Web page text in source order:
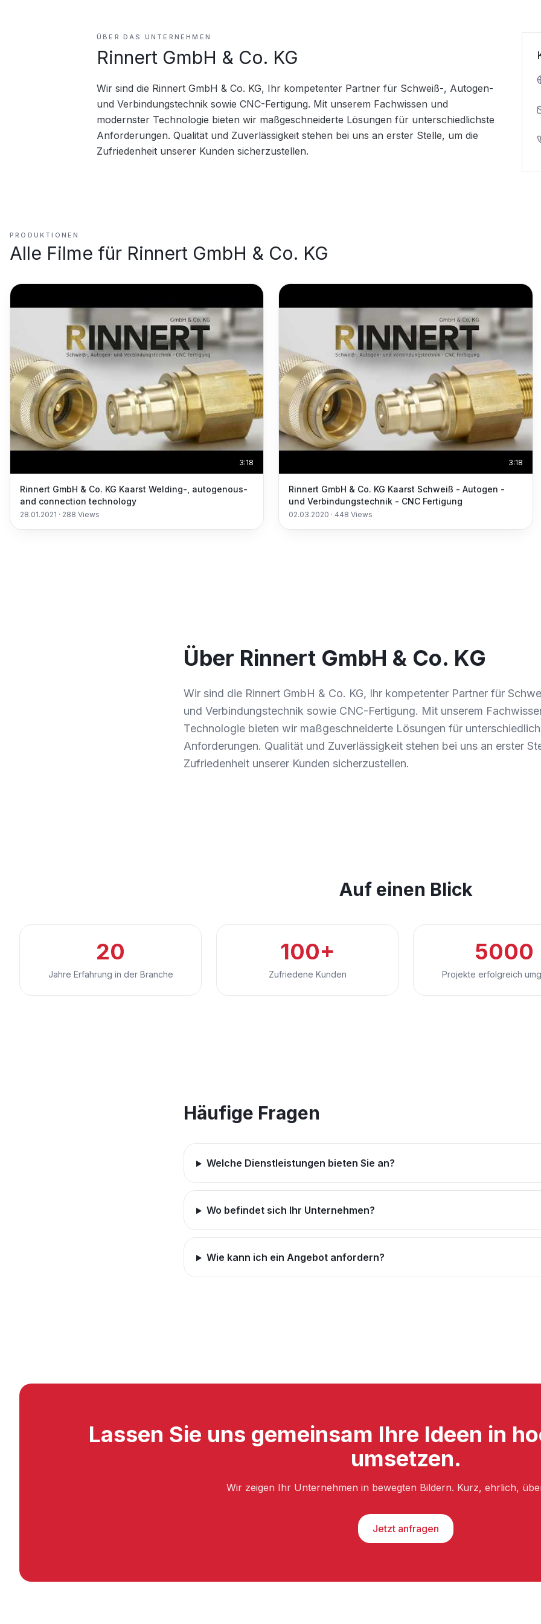
ÜBER DAS UNTERNEHMEN
Rinnert GmbH & Co. KG
Wir sind die Rinnert GmbH & Co. KG, Ihr kompetenter Partner für Schweiß-, Autogen-
und Verbindungstechnik sowie CNC-Fertigung. Mit unserem Fachwissen und
modernster Technologie bieten wir maßgeschneiderte Lösungen für unterschiedlichste
Anforderungen. Qualität und Zuverlässigkeit stehen bei uns an erster Stelle, um die
Zufriedenheit unserer Kunden sicherzustellen.
PRODUKTIONEN
Alle Filme für Rinnert GmbH & Co. KG
3:18
Rinnert GmbH & Co. KG Kaarst Welding-, autogenous-
and connection technology
28.01.2021 · 288 Views
3:18
Rinnert GmbH & Co. KG Kaarst Schweiß - Autogen -
und Verbindungstechnik - CNC Fertigung
02.03.2020 · 448 Views
Über Rinnert GmbH & Co. KG
Wir sind die Rinnert GmbH & Co. KG, Ihr kompetenter Partner für
und Verbindungstechnik sowie CNC-Fertigung. Mit unserem
Technologie bieten wir maßgeschneiderte Lösungen für
Anforderungen. Qualität und Zuverlässigkeit stehen bei uns an erster
Zufriedenheit unserer Kunden sicherzustellen.
Auf einen Blick
20
Jahre Erfahrung in der Branche
100+
Zufriedene Kunden
5000
Projekte erfolgreich
Häufige Fragen
Welche Dienstleistungen bieten Sie an?
Wo befindet sich Ihr Unternehmen?
Wie kann ich ein Angebot anfordern?
Lassen Sie uns gemeinsam Ihre Ideen in
umsetzen.
Wir zeigen Ihr Unternehmen in bewegten Bildern. Kurz, ehrlich,
Jetzt anfragen